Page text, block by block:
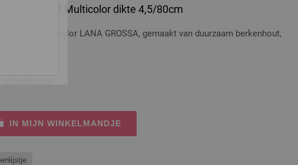
Hout Multicolor dikte 4,5/80cm
hout Multicolor LANA GROSSA, gemaakt van duurzaam berkenhout,
IN MIJN WINKELMANDJE